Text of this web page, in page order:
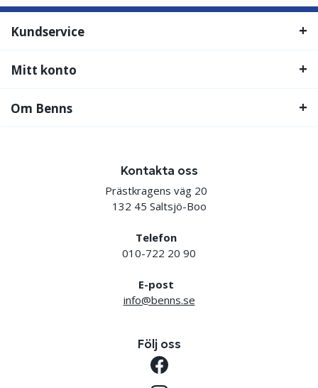
Kundservice
Mitt konto
Om Benns
Kontakta oss
Prästkragens väg 20
132 45 Saltsjö-Boo
Telefon
010-722 20 90
E-post
info@benns.se
Följ oss